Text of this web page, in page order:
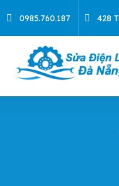
0985.760.187 428